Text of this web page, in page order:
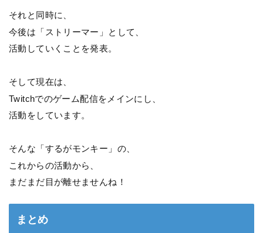
それと同時に、
今後は「ストリーマー」として、
活動していくことを発表。
そして現在は、
Twitchでのゲーム配信をメインにし、
活動をしています。
そんな「するがモンキー」の、
これからの活動から、
まだまだ目が離せませんね！
まとめ